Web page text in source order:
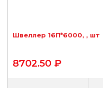
Швеллер 16П*6000, , шт
8702.50 ₽